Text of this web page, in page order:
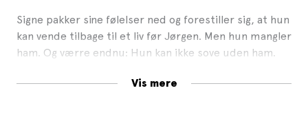
Signe pakker sine følelser ned og forestiller sig, at hun
kan vende tilbage til et liv før Jørgen. Men hun mangler
ham. Og værre endnu: Hun kan ikke sove uden ham.
når man er træt, begår man fejl.
Vis mere